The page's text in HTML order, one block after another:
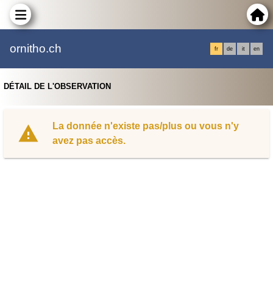
ornitho.ch fr de it en
DÉTAIL DE L'OBSERVATION
La donnée n'existe pas/plus ou vous n'y
avez pas accès.